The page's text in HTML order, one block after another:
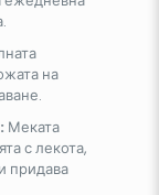
на
Меката
с лекота,
придава